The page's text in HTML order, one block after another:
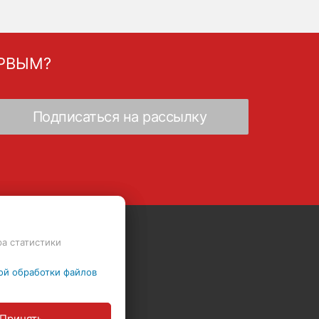
Скидки - Распродажа - Суперцены
статистики
обработки файлов